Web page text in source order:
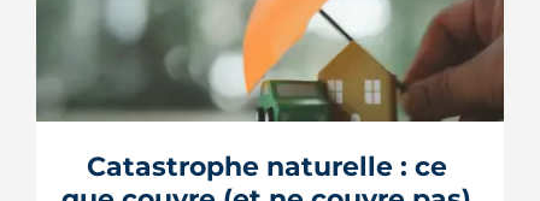
La fin des zones à faibles émissions a
fait la une au printemps 2026, avant
d'être effacée par le Conseil
tient toujours et la vignette Crit'Air
reste la clé d'entrée dans l'intra-rocade.
Catastrophe naturelle : ce